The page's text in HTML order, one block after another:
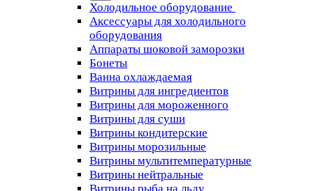
Холодильное оборудование
Аксессуары для холодильного
оборудования
Аппараты шоковой заморозки
Бонеты
Ванна охлаждаемая
Витрины для ингредиентов
Витрины для мороженного
Витрины для суши
Витрины кондитерские
Витрины морозильные
Витрины мультитемпературные
Витрины нейтральные